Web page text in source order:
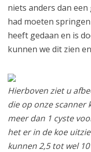
niets anders dan
had moeten
heeft gedaan en is
kunnen we dit zien
Hierboven ziet u
die op onze scanner
meer dan 1 cyste
het er in de koe
kunnen 2,5 tot wel